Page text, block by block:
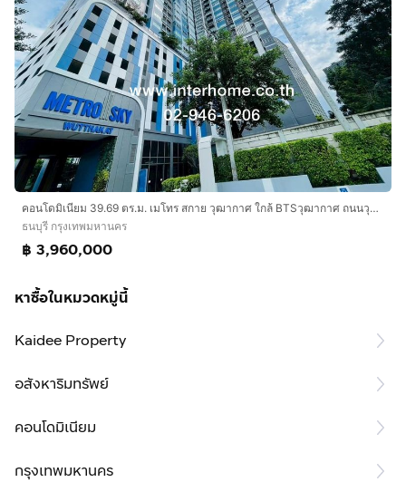
คอนโดมิเนียม 39.69 ตร.ม. เมโทร สกาย วุฒากาศ ใกล้ BTSวุฒากาศ ถนนวุฒากาศ ถนนเทอดไท เขตธนบุรี กรุงเทพมหานคร
ธนบุรี กรุงเทพมหานคร
฿ 3,960,000
หาซื้อในหมวดหมู่นี้
Kaidee Property
อสังหาริมทรัพย์
คอนโดมิเนียม
กรุงเทพมหานคร